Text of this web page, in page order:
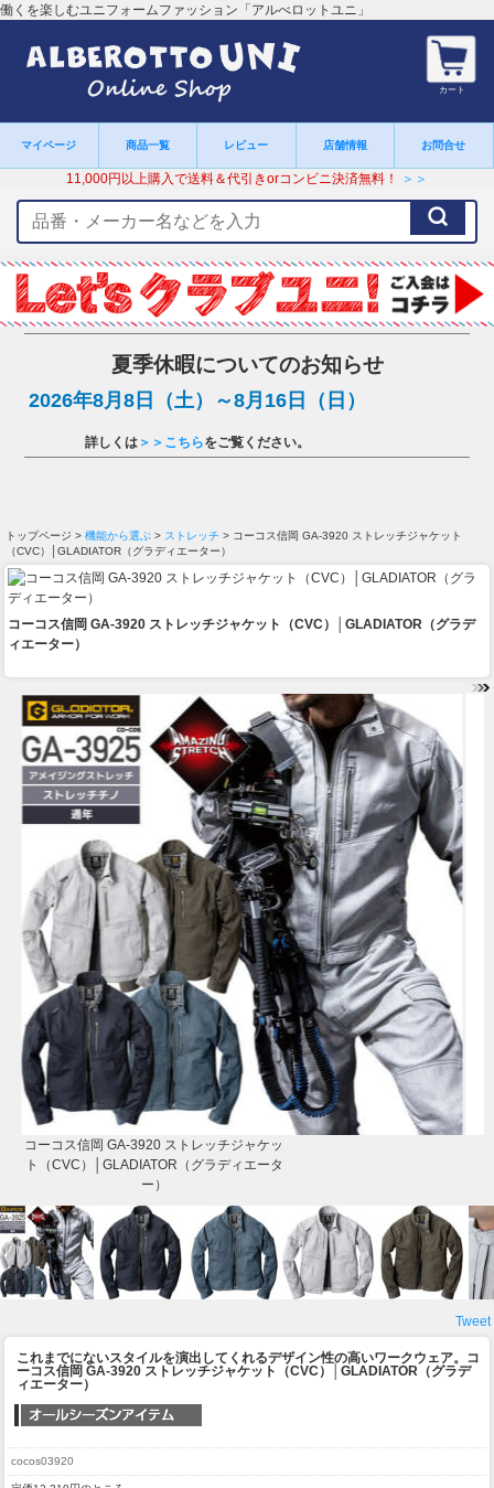
働くを楽しむユニフォームファッション「アルべロットユニ」
カート
マイページ 商品一覧 レビュー 店舗情報 お問合せ
11,000円以上購入で送料＆代引きorコンビニ決済無料！ ＞＞
ー
ワ
ー
ド
夏季休暇についてのお知らせ
2026年8月8日（土）～8月16日（日）
詳しくは ＞＞こちらをご覧ください。
トップページ > 機能から選ぶ > ストレッチ > コーコス信岡 GA-3920 ストレッチジャケット
（CVC）│GLADIATOR（グラディエーター）
コーコス信岡 GA-3920 ストレッチジャケット（CVC）│GLADIATOR（グラデ
ィエーター）
コーコス信岡 GA-3920 ストレッチジャケッ
ト（CVC）│GLADIATOR（グラディエータ
ー）
Tweet
これまでにないスタイルを演出してくれるデザイン性の高いワークウェア。
コ
ーコス信岡 GA-3920 ストレッチジャケット（CVC）│GLADIATOR（グラデ
ィエーター）
cocos03920